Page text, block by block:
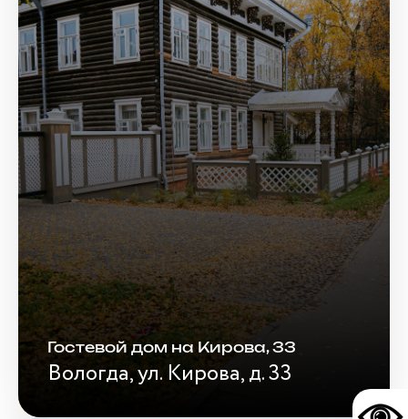
Гостевой дом на Кирова, 33
Вологда, ул. Кирова, д. 33